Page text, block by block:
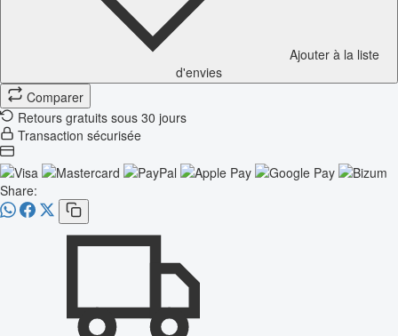
Ajouter à la liste
d'envies
Comparer
Retours gratuits sous 30 jours
Transaction sécurisée
Share: